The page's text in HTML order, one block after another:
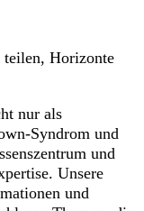
teilen, Horizonte
nur als
Syndrom und
und
Unsere
und